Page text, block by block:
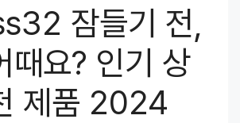
잠들기 전,
때요? 인기 상
제품 2024